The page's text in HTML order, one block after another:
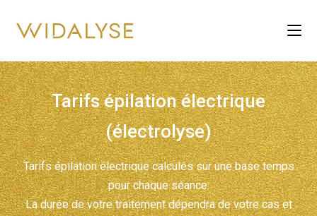
Tarifs épilation électrique
(électrolyse)
Tarifs épilation électrique calculés sur une base temps
pour chaque séance.
La durée de votre traitement dépendra de votre cas et